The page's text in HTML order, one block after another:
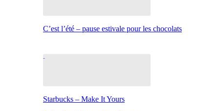
C’est l’été – pause estivale pour les chocolats
Starbucks – Make It Yours